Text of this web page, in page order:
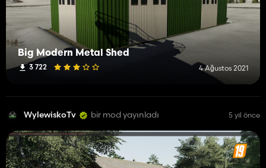
Big Modern Metal Shed
3 722 4 Ağustos 2021
WylewiskoTv bir mod yayınladı 5 yıl önce